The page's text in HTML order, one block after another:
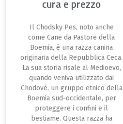
cura e prezzo
Il Chodsky Pes, noto anche
come Cane da Pastore della
Boemia, è una razza canina
originaria della Repubblica Ceca.
La sua storia risale al Medioevo,
quando veniva utilizzato dai
Chodové, un gruppo etnico della
Boemia sud-occidentale, per
proteggere i confini e il
bestiame. Questa razza ha